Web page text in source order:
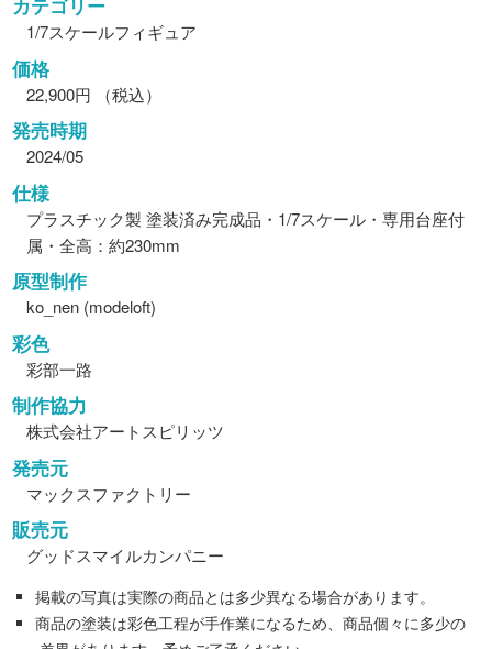
カテゴリー
1/7スケールフィギュア
価格
22,900円 （税込）
発売時期
2024/05
仕様
プラスチック製 塗装済み完成品・1/7スケール・専用台座付
属・全高：約230mm
原型制作
ko_nen (modeloft)
彩色
彩部一路
制作協力
株式会社アートスピリッツ
発売元
マックスファクトリー
販売元
グッドスマイルカンパニー
掲載の写真は実際の商品とは多少異なる場合があります。
商品の塗装は彩色工程が手作業になるため、商品個々に多少の